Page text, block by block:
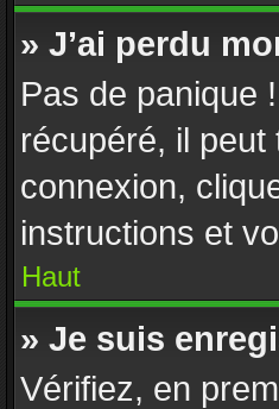
» J’ai perdu
Pas de panique
récupéré, il
connexion,
instructions et
Haut
» Je suis
Vérifiez, en